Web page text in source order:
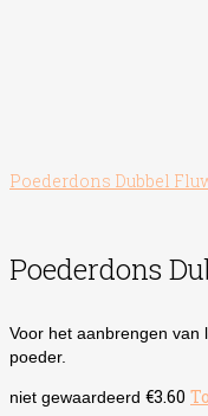
Poederdons Dubbel
Poederdons
Voor het aanbrengen van
poeder.
niet gewaardeerd €3.60